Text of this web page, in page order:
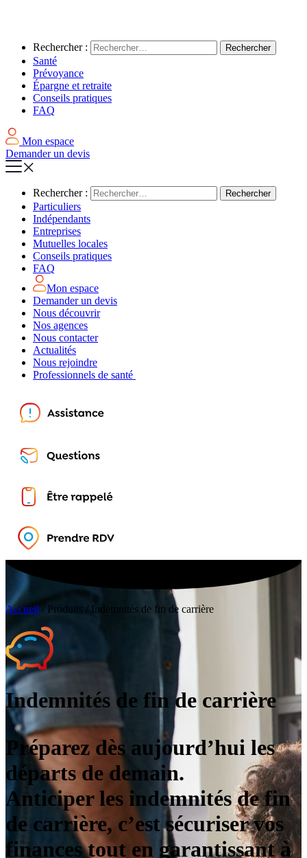
Rechercher :
Santé
Prévoyance
Épargne et retraite
Conseils pratiques
FAQ
Mon espace
Demander un devis
Rechercher :
Particuliers
Indépendants
Entreprises
Mutuelles locales
Conseils pratiques
FAQ
Mon espace
Demander un devis
Nous découvrir
Nos agences
Nous contacter
Actualités
Nous rejoindre
Professionnels de santé
Accueil/ Produits / Indemnités de fin de carrière
Indemnités de fin de carrière
Préparez dès aujourd’hui les
départs de demain.
Anticiper les indemnités de fin
de carrière, c’est sécuriser vos
finances tout en garantissant à